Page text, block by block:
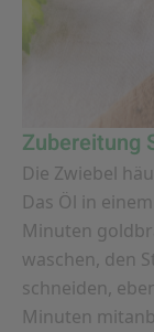
Zubereitung
Die Zwiebel
Das Öl in
Minuten
waschen, den
schneiden,
Minuten